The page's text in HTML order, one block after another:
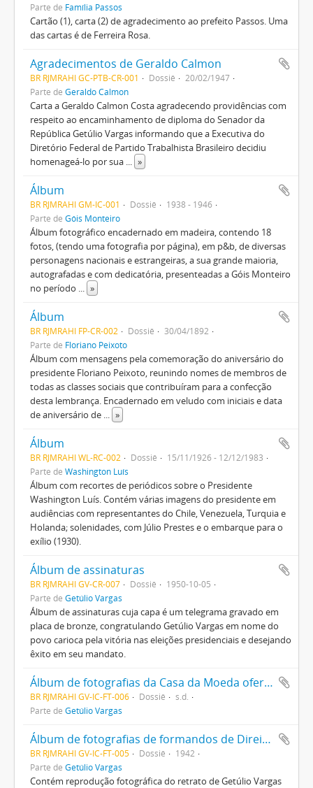
Parte de Família Passos
Cartão (1), carta (2) de agradecimento ao prefeito Passos. Uma
das cartas é de Ferreira Rosa.
Agradecimentos de Geraldo Calmon
BR RJMRAHI GC-PTB-CR-001 Dossiê
20/02/1947
Parte de Geraldo Calmon
Carta a Geraldo Calmon Costa agradecendo providências com
respeito ao encaminhamento de diploma do Senador da
República Getúlio Vargas informando que a Executiva do
Diretório Federal de Partido Trabalhista Brasileiro decidiu
homenageá-lo por sua ... »
Álbum
BR RJMRAHI GM-IC-001 Dossiê
1938 - 1946
Parte de Góis Monteiro
Álbum fotográfico encadernado em madeira, contendo 18
fotos, (tendo uma fotografia por página), em p&b, de diversas
personagens nacionais e estrangeiras, a sua grande maioria,
autografadas e com dedicatória, presenteadas a Góis Monteiro
no período ... »
Álbum
BR RJMRAHI FP-CR-002 Dossiê
30/04/1892
Parte de Floriano Peixoto
Álbum com mensagens pela comemoração do aniversário do
presidente Floriano Peixoto, reunindo nomes de membros de
todas as classes sociais que contribuíram para a confecção
desta lembrança. Encadernado em veludo com iniciais e data
de aniversário de ... »
Álbum
BR RJMRAHI WL-RC-002 Dossiê
15/11/1926 - 12/12/1983
Parte de Washington Luís
Álbum com recortes de periódicos sobre o Presidente
Washington Luís. Contém várias imagens do presidente em
audiências com representantes do Chile, Venezuela, Turquia e
Holanda; solenidades, com Júlio Prestes e o embarque para o
exílio (1930).
Álbum de assinaturas
BR RJMRAHI GV-CR-007 Dossiê
1950-10-05
Parte de Getúlio Vargas
Álbum de assinaturas cuja capa é um telegrama gravado em
placa de bronze, congratulando Getúlio Vargas em nome do
povo carioca pela vitória nas eleições presidenciais e desejando
êxito em seu mandato.
Álbum de fotografias da Casa da Moeda oferecido a Getúlio Vargas pelos funcionários
BR RJMRAHI GV-IC-FT-006 Dossiê
s.d.
Parte de Getúlio Vargas
Álbum de fotografias de formandos de Direito da Universidade do Brasil
BR RJMRAHI GV-IC-FT-005 Dossiê
1942
Parte de Getúlio Vargas
Contém reprodução fotográfica do retrato de Getúlio Vargas